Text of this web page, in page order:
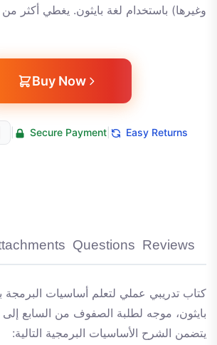
وغيرها) باستخدام لغة بايثون. يغطي أكثر من 20 ساعة تدريبية.
Buy Now
Secure Payment| Easy Returns
Questions Reviews
كتاب تدريبي عملي لتعلم أساسيات البرمجة
بايثون، موجه لطلبة الصفوف من السابع
يتضمن الشرح الأساسيات البرمجية التالية: